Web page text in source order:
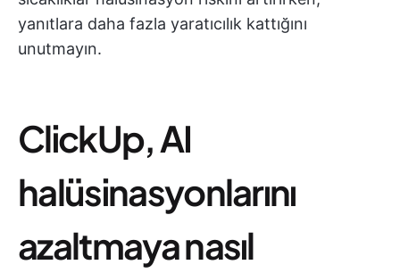
yanıtlara daha fazla yaratıcılık kattığını
unutmayın.
ClickUp, AI
halüsinasyonlarını
azaltmaya nasıl